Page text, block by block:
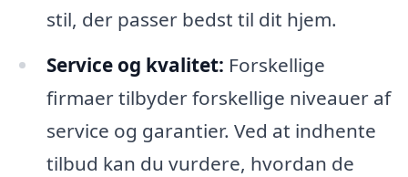
stil, der passer bedst til dit hjem.
Service og kvalitet: Forskellige
firmaer tilbyder forskellige niveauer af
service og garantier. Ved at indhente
tilbud kan du vurdere, hvordan de